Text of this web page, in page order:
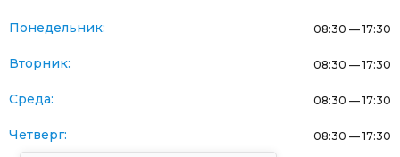
Понедельник: 08:30 — 17:30
Вторник: 08:30 — 17:30
Среда: 08:30 — 17:30
Четверг: 08:30 — 17:30